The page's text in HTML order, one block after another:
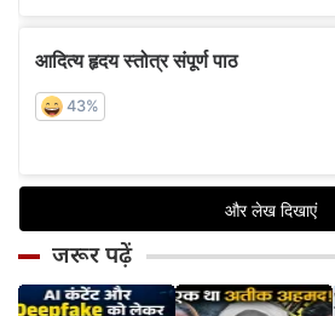
जरूर पढ़ें